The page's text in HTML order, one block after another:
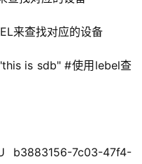
来查找对应的设备
is sdb" #使用lebel查
b3883156-7c03-47f4-